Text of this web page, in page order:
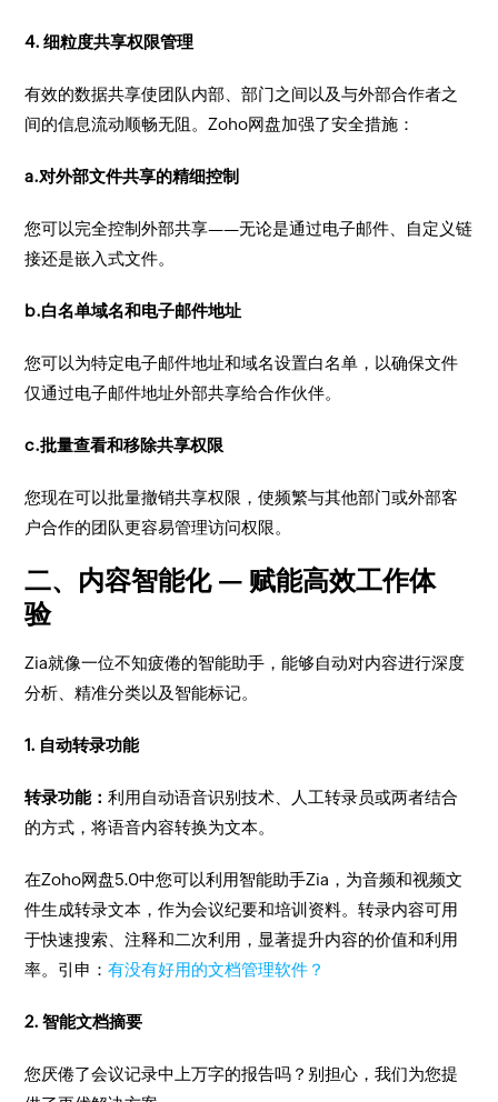
​4. 细粒度共享权限管理
​有效的数据共享使团队内部、部门之间以及与外部合作者之
间的信息流动顺畅无阻。Zoho网盘加强了安全措施：
​a.对外部文件共享的精细控制
​您可以完全控制外部共享——无论是通过电子邮件、自定义链
接还是嵌入式文件。
​b.白名单域名和电子邮件地址
​您可以为特定电子邮件地址和域名设置白名单，以确保文件
仅通过电子邮件地址外部共享给合作伙伴。
c.批量查看和移除共享权限
​您现在可以批量撤销共享权限，使频繁与其他部门或外部客
户合作的团队更容易管理访问权限。
二、内容智能化 — 赋能高效工作体
验
​Zia就像一位不知疲倦的智能助手，能够自动对内容进行深度
分析、精准分类以及智能标记。
​1. 自动转录功能
​转录功能：利用自动语音识别技术、人工转录员或两者结合
的方式，将语音内容转换为文本。
在Zoho网盘5.0中您可以利用智能助手Zia，为音频和视频文
件生成转录文本，作为会议纪要和培训资料。转录内容可用
于快速搜索、注释和二次利用，显著提升内容的价值和利用
率。引申：有没有好用的文档管理软件？
2. 智能文档摘要
​您厌倦了会议记录中上万字的报告吗？别担心，我们为您提